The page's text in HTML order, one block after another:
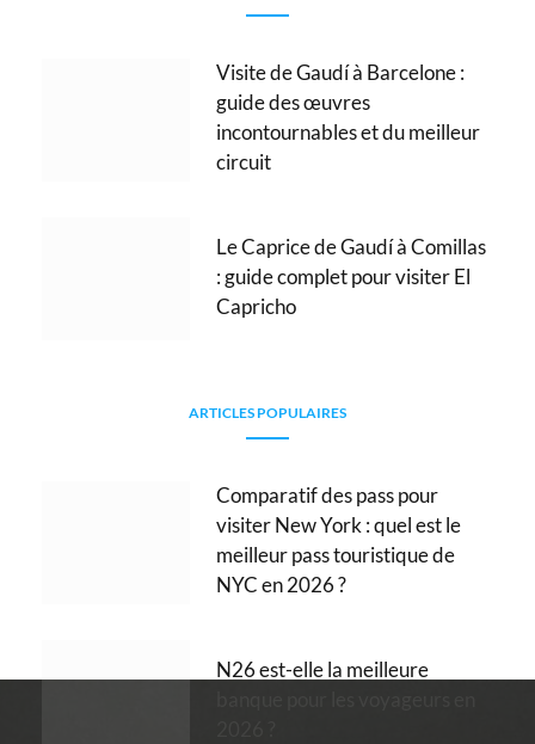
Visite de Gaudí à Barcelone :
guide des œuvres
incontournables et du meilleur
circuit
Le Caprice de Gaudí à Comillas
: guide complet pour visiter El
Capricho
ARTICLES POPULAIRES
Comparatif des pass pour
visiter New York : quel est le
meilleur pass touristique de
NYC en 2026 ?
N26 est-elle la meilleure